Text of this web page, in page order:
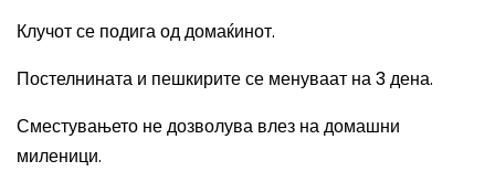
Клучот се подига од домаќинот.
Постелнината и пешкирите се менуваат на 3 дена.
Сместувањето не дозволува влез на домашни
миленици.